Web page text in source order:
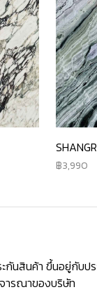
3,990
กันสินค้า ขึ้นอยู่กับป
ารณาของบริษัท